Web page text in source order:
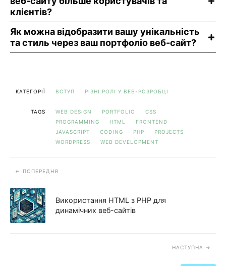
клієнтів?
Як можна відобразити вашу унікальність
та стиль через ваш портфоліо веб-сайт?
КАТЕГОРІЇ ВСТУП РІЗНІ РОЛІ У ВЕБ-РОЗРОБЦІ
TAGS WEB DESIGN PORTFOLIO
CSS
PROGRAMMING
HTML
FRONTEND
JAVASCRIPT
CODING PHP
PROJECTS
WORDPRESS
WEB DEVELOPMENT
ПОПЕРЕДНЯ
Використання HTML з PHP для
динамічних веб-сайтів
НАСТУПНА